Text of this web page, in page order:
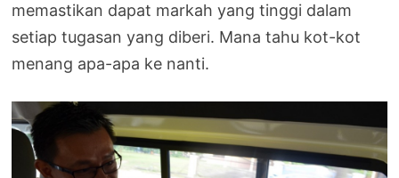
memastikan dapat markah yang tinggi dalam
setiap tugasan yang diberi. Mana tahu kot-kot
menang apa-apa ke nanti.